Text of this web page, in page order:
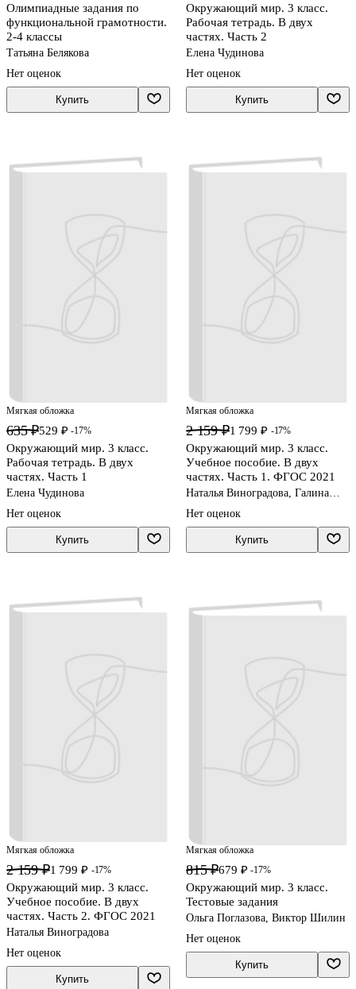
Олимпиадные задания по
функциональной грамотности.
2-4 классы
Татьяна Белякова
Нет оценок
Купить
Окружающий мир. 3 класс.
Рабочая тетрадь. В двух
частях. Часть 2
Елена Чудинова
Нет оценок
Купить
Мягкая обложка
635 ₽529 ₽ -17%
Окружающий мир. 3 класс.
Рабочая тетрадь. В двух
частях. Часть 1
Елена Чудинова
Нет оценок
Купить
Мягкая обложка
2 159 ₽1 799 ₽ -17%
Окружающий мир. 3 класс.
Учебное пособие. В двух
частях. Часть 1. ФГОС 2021
Наталья Виноградова, Галина
Нет оценок
Купить
Мягкая обложка
2 159 ₽1 799 ₽ -17%
Окружающий мир. 3 класс.
Учебное пособие. В двух
частях. Часть 2. ФГОС 2021
Наталья Виноградова
Нет оценок
Купить
Мягкая обложка
815 ₽679 ₽ -17%
Окружающий мир. 3 класс.
Тестовые задания
Ольга Поглазова, Виктор Шилин
Нет оценок
Купить